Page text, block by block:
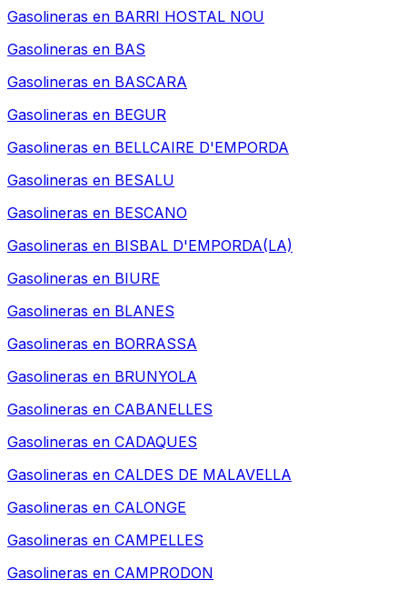
Gasolineras en BARRI HOSTAL NOU
Gasolineras en BAS
Gasolineras en BASCARA
Gasolineras en BEGUR
Gasolineras en BELLCAIRE D'EMPORDA
Gasolineras en BESALU
Gasolineras en BESCANO
Gasolineras en BISBAL D'EMPORDA(LA)
Gasolineras en BIURE
Gasolineras en BLANES
Gasolineras en BORRASSA
Gasolineras en BRUNYOLA
Gasolineras en CABANELLES
Gasolineras en CADAQUES
Gasolineras en CALDES DE MALAVELLA
Gasolineras en CALONGE
Gasolineras en CAMPELLES
Gasolineras en CAMPRODON